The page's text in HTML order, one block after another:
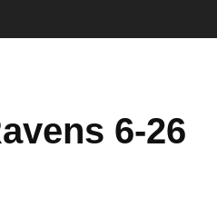
6-26